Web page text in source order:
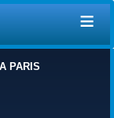
≡
PARIS